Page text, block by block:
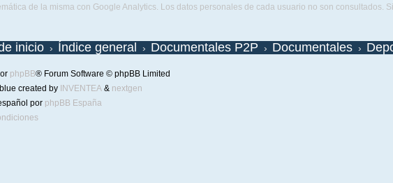
de la misma con Google Analytics. Los datos personales de cada usuario no son consultados.
inicio Índice general Documentales P2P Documentales
phpBB® Forum Software © phpBB Limited
created by INVENTEA& nextgen
por phpBB España